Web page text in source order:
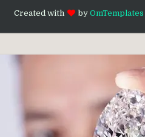
Created with by OmTemplates